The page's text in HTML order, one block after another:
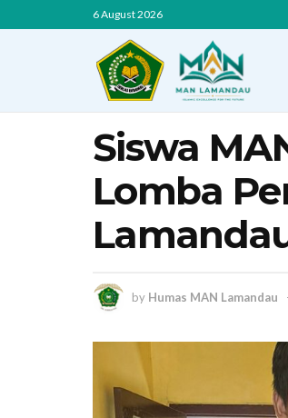
6 August 2026
Siswa
Lomba
by Humas MAN Lamandau